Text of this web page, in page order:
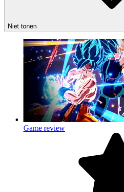
Niet tonen
Game review